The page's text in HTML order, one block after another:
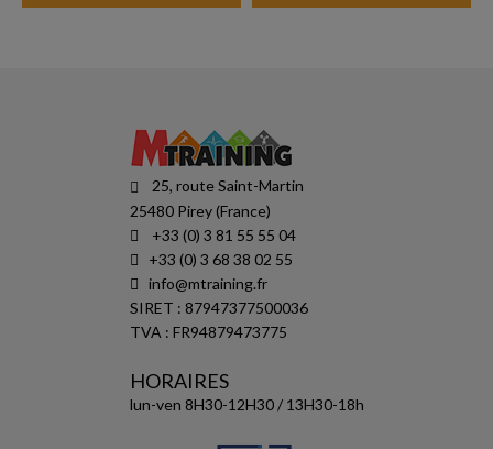
25, route Saint-Martin
25480 Pirey (France)
+33 (0) 3 81 55 55 04
+33 (0) 3 68 38 02 55
info@mtraining.fr
SIRET : 87947377500036
TVA : FR94879473775
HORAIRES
lun-ven 8H30-12H30 / 13H30-18h